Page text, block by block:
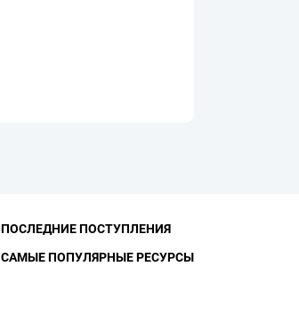
ПОСЛЕДНИЕ ПОСТУПЛЕНИЯ
САМЫЕ ПОПУЛЯРНЫЕ РЕСУРСЫ